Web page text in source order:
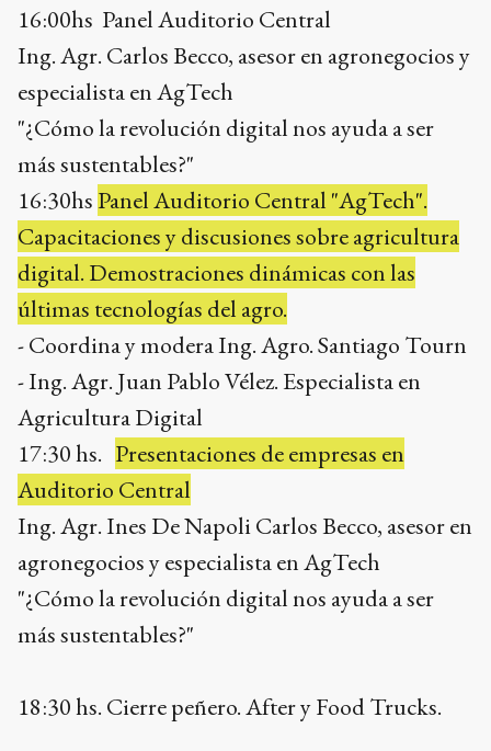
16:00hs Panel Auditorio Central
Ing. Agr. Carlos Becco, asesor en agronegocios y
especialista en AgTech
"¿Cómo la revolución digital nos ayuda a ser
más sustentables?"
16:30hs Panel Auditorio Central "AgTech".
Capacitaciones y discusiones sobre agricultura
digital. Demostraciones dinámicas con las
últimas tecnologías del agro.
- Coordina y modera Ing. Agro. Santiago Tourn
- Ing. Agr. Juan Pablo Vélez. Especialista en
Agricultura Digital
17:30 hs. Presentaciones de empresas en
Auditorio Central
Ing. Agr. Ines De Napoli Carlos Becco, asesor en
agronegocios y especialista en AgTech
"¿Cómo la revolución digital nos ayuda a ser
más sustentables?"
18:30 hs. Cierre peñero. After y Food Trucks.